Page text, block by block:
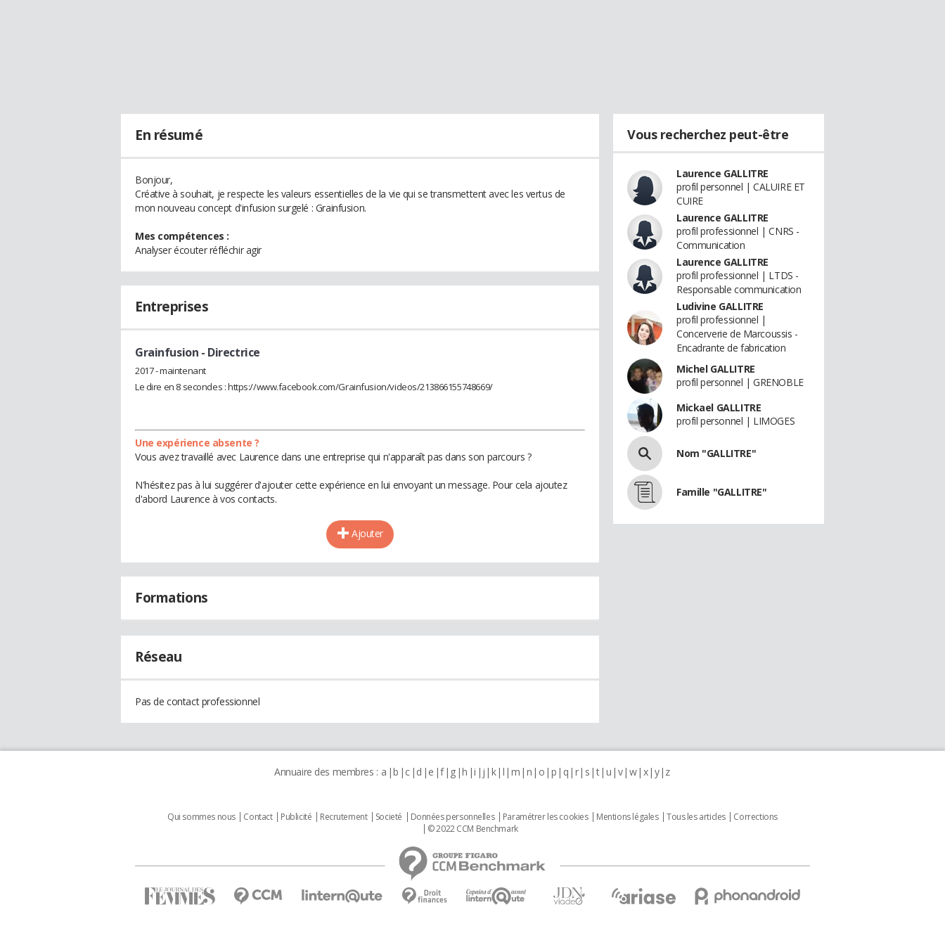
En résumé
Bonjour,
Créative à souhait, je respecte les valeurs essentielles de la vie qui se transmettent avec les vertus de
mon nouveau concept d'infusion surgelé : Grainfusion.
Mes compétences :
Analyser écouter réfléchir agir
Entreprises
Grainfusion - Directrice
2017 - maintenant
Le dire en 8 secondes : https://www.facebook.com/Grainfusion/videos/213866155748669/
Une expérience absente ?
Vous avez travaillé avec Laurence dans une entreprise qui n'apparaît pas dans son parcours ?
N'hésitez pas à lui suggérer d'ajouter cette expérience en lui envoyant un message. Pour cela ajoutez
d'abord Laurence à vos contacts.
Ajouter
Formations
Réseau
Pas de contact professionnel
Vous recherchez peut-être
Laurence GALLITRE
profil personnel | CALUIRE ET
CUIRE
Laurence GALLITRE
profil professionnel | CNRS -
Communication
Laurence GALLITRE
profil professionnel | LTDS -
Responsable communication
Ludivine GALLITRE
profil professionnel |
Concerverie de Marcoussis -
Encadrante de fabrication
Michel GALLITRE
profil personnel | GRENOBLE
Mickael GALLITRE
profil personnel | LIMOGES
Nom "GALLITRE"
Famille "GALLITRE"
Annuaire des membres : a b c d e f g h i j k l m n o p q r s t u v w x y z
Qui sommes nous Contact Publicité Recrutement Societé Données personnelles Paramétrer les cookies Mentions légales Tous les articles
Corrections
© 2022 CCM Benchmark